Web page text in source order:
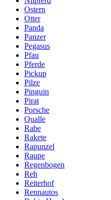
Ostern
Otter
Panda
Panzer
Pegasus
Pfau
Pferde
Pickup
Pilze
Pinguin
Pirat
Porsche
Qualle
Rabe
Rakete
Rapunzel
Raupe
Regenbogen
Reh
Reiterhof
Rennautos